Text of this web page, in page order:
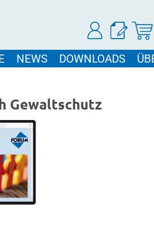
NEWS DOWNLOADS
Gewaltschutz